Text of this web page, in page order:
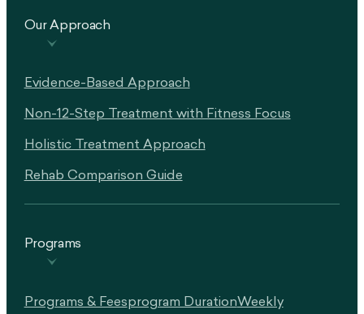
Our Approach
Evidence-Based Approach
Non-12-Step Treatment with Fitness Focus
Holistic Treatment Approach
Rehab Comparison Guide
Programs
Programs & FeesProgram DurationWeekly